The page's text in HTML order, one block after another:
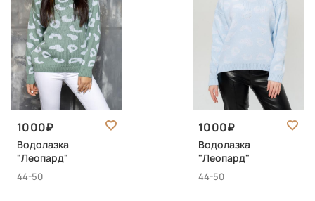
1000
Водолазка
"Леопард"
44-50
1000
Водолазка
"Леопард"
44-50